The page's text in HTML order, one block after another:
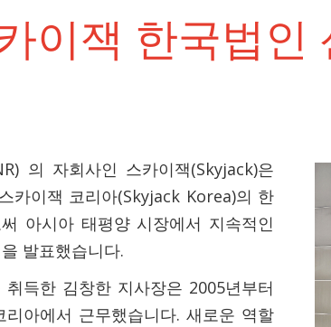
이잭 한국법
의 자회사인 스카이잭(Skyjack)은
카이잭 코리아(Skyjack Korea)의 한
아시아 태평양 시장에서 지속적인
발표했습니다.
득한 김창한 지사장은 2005년부터
아에서 근무했습니다. 새로운 역할